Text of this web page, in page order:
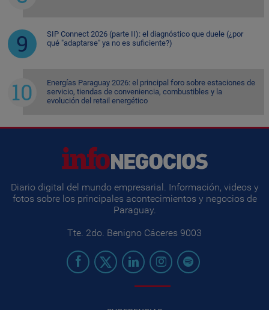
SIP Connect 2026 (parte II): el diagnóstico que duele (¿por
qué "adaptarse" ya no es suficiente?)
Energías Paraguay 2026: el principal foro sobre estaciones de
servicio, tiendas de conveniencia, combustibles y la
evolución del retail energético
Diario digital del mundo empresarial. Información, videos y
fotos sobre los principales acontecimientos y negocios de
Paraguay.
Tte. 2do. Benigno Cáceres 9003